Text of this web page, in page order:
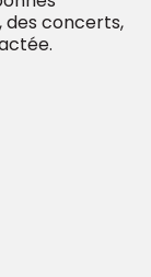
des concerts,